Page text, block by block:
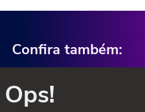
Confira também:
Ops!